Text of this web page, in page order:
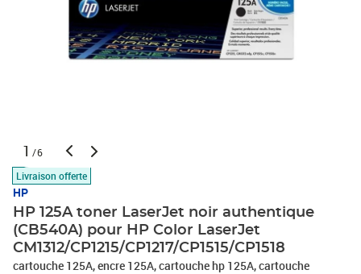
1 /6
Livraison offerte
HP
HP 125A toner LaserJet noir authentique
(CB540A) pour HP Color LaserJet
CM1312/CP1215/CP1217/CP1515/CP1518
cartouche 125A, encre 125A, cartouche hp 125A, cartouche